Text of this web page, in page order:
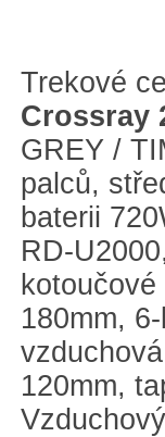
Trekové
Crossray
GREY /
palců,
baterii
RD-
180mm,
120mm,